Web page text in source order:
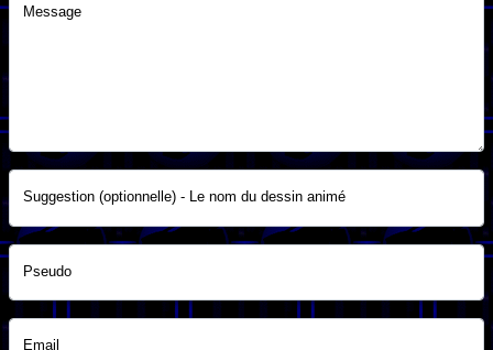
Message
Suggestion (optionnelle) - Le nom du dessin animé
Pseudo
Email